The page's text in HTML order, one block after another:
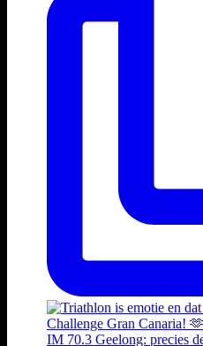
IM 70.3 Geelong: precies